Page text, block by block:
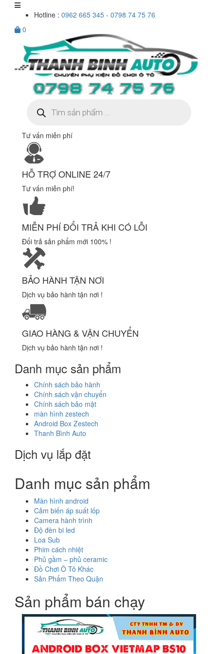
Hotline : 0962 665 345 - 0798 74 75 76
0
kiếm
sản
Tư vấn miễn phí
HỖ TRỢ ONLINE 24/7
Tư vấn miễn phí!
MIỄN PHÍ ĐỔI TRẢ KHI CÓ LỖI
Đổi trả sản phẩm mới 100% !
BẢO HÀNH TẬN NƠI
Dịch vụ bảo hành tận nơi !
GIAO HÀNG & VẬN CHUYỂN
Dịch vụ bảo hành tận nơi !
Danh mục sản phẩm
Chính sách bảo hành
Chính sách vận chuyển
Chính sách bảo mật
màn hình zestech
Android Box Zestech
Thanh Bình Auto
Dịch vụ lắp đặt
Danh mục sản phẩm
Màn hình android
Cảm biến áp suất lốp
Camera hành trình
Độ đèn bi led
Loa Sub
Phim cách nhiệt
Phủ gầm – phủ ceramic
Đồ Chơi Ô Tô Khác
Sản Phẩm Theo Quận
Sản phẩm bán chạy